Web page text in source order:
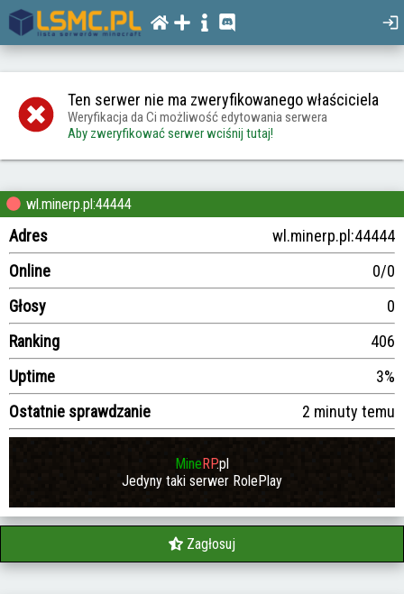
Ten serwer nie ma zweryfikowanego właściciela
Weryfikacja da Ci możliwość edytowania serwera
Aby zweryfikować serwer wciśnij tutaj!
wl.minerp.pl:44444
Adres
wl.minerp.pl:44444
Online
0/0
Głosy
0
Ranking
406
Uptime
3%
Ostatnie sprawdzanie
2 minuty temu
MineRP.pl
Jedyny taki serwer RolePlay
Zagłosuj